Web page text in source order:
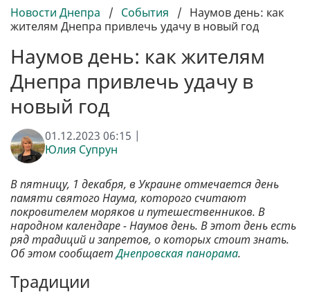
Новости Днепра / События / Наумов день: как
жителям Днепра привлечь удачу в новый год
Наумов день: как жителям
Днепра привлечь удачу в
новый год
01.12.2023 06:15 |
Юлия Супрун
В пятницу, 1 декабря, в Украине отмечается день
памяти святого Наума, которого считают
покровителем моряков и путешественников. В
народном календаре - Наумов день. В этот день есть
ряд традиций и запретов, о которых стоит знать.
Об этом сообщаетДнепровская панорама.
Традиции